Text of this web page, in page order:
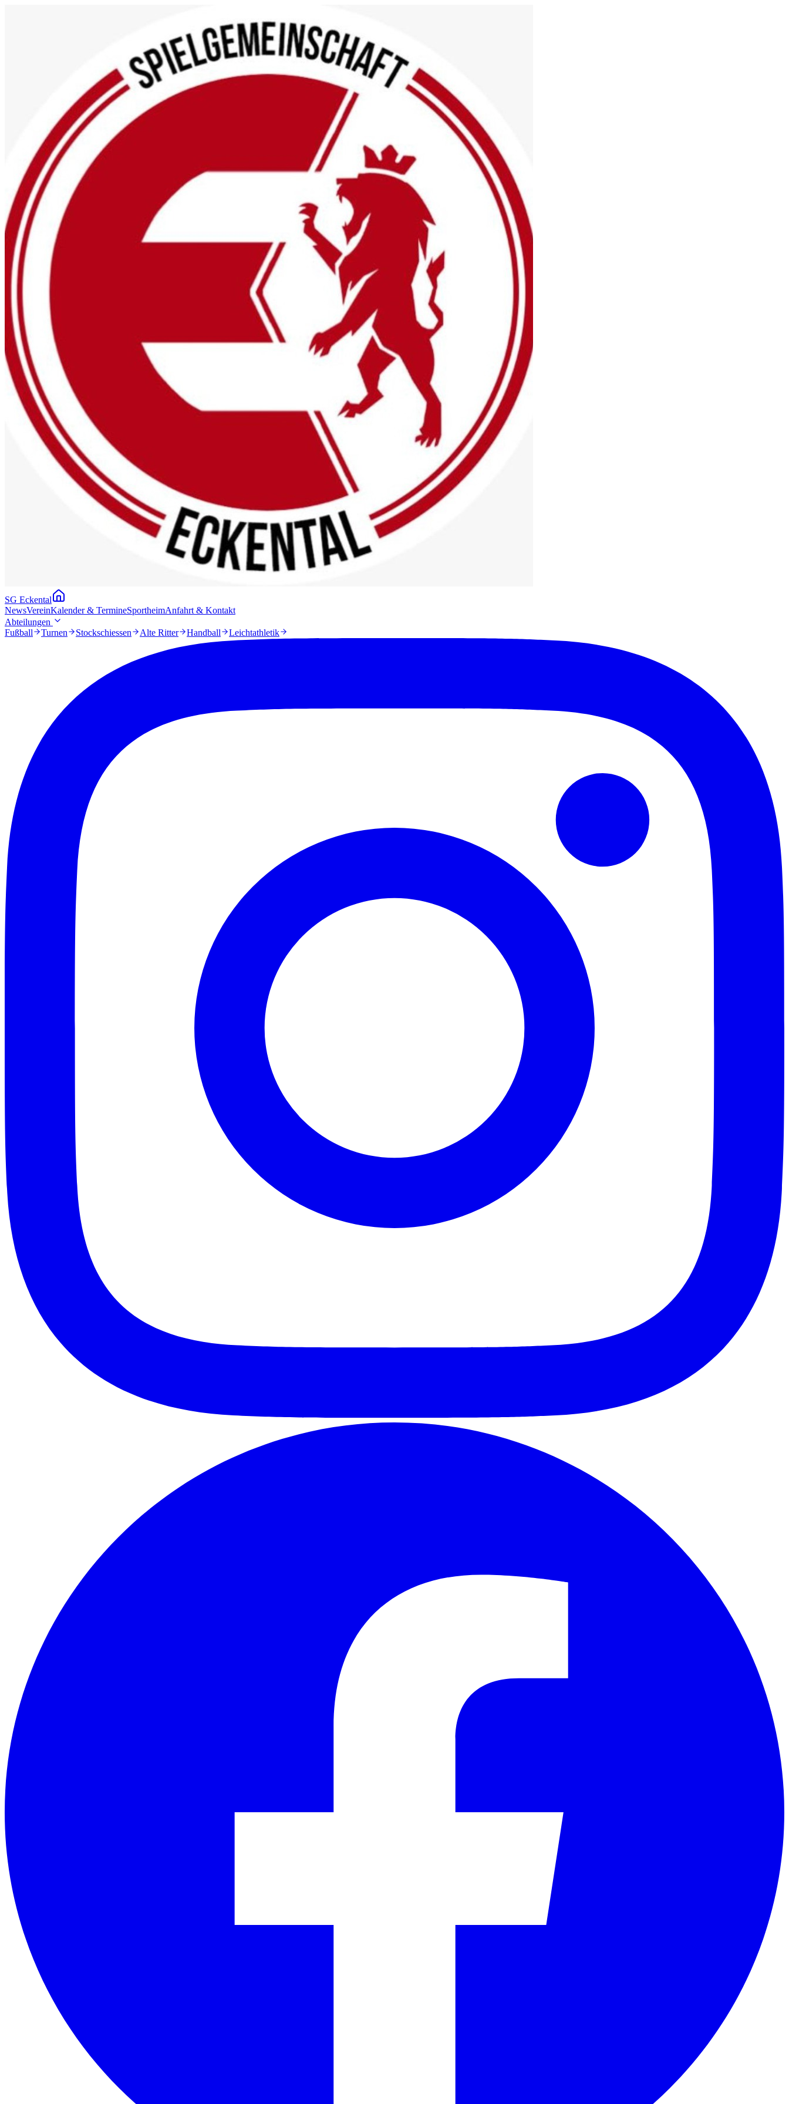
SG Eckental
NewsVereinKalender & TermineSportheimAnfahrt & Kontakt
Abteilungen
Fußball
Turnen Stockschiessen Alte Ritter Handball Leichtathletik